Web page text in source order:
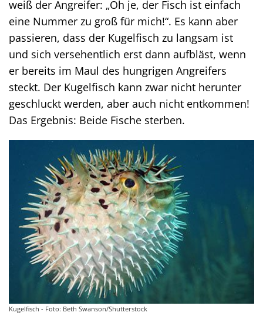
weiß der Angreifer: „Oh je, der Fisch ist einfach
eine Nummer zu groß für mich!“. Es kann aber
passieren, dass der Kugelfisch zu langsam ist
und sich versehentlich erst dann aufbläst, wenn
er bereits im Maul des hungrigen Angreifers
steckt. Der Kugelfisch kann zwar nicht herunter
geschluckt werden, aber auch nicht entkommen!
Das Ergebnis: Beide Fische sterben.
Kugelfisch - Foto: Beth Swanson/Shutterstock